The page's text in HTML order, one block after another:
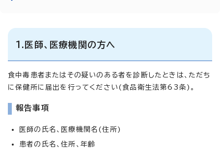
1.医師、医療機関の方へ
食中毒患者またはその疑いのある者を診断したときは、ただち
に保健所に届出を行ってください(食品衛生法第63条)。
報告事項
医師の氏名、医療機関名(住所)
患者の氏名、住所、年齢